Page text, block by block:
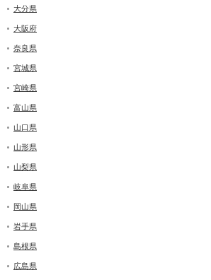
大分県
大阪府
奈良県
宮城県
宮崎県
富山県
山口県
山形県
山梨県
岐阜県
岡山県
岩手県
島根県
広島県